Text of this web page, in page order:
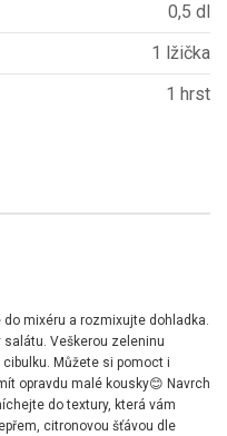
0,5 dl
1 lžička
1 hrst
mixéru a rozmixujte dohladka.
salátu. Veškerou zeleninu
Můžete si pomoct i
opravdu malé kousky😊 Navrch
do textury, která vám
citronovou šťávou dle